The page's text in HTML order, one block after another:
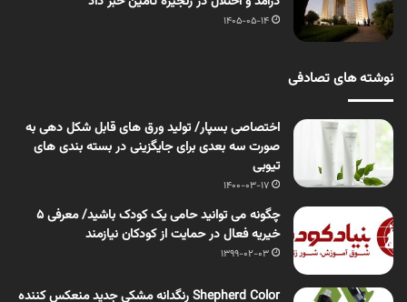
1405-05-14
نوشته های تصادفی
اختصاصی بسپار/ تولید ورق های قابل شکل دهی به
صورت سه بعدی برای جایگزینی در بسته بندی های
تیوبی
1400-03-17
چگونه می توانید حامی یک کودک باشید/ معرفی 5
خیریه فعال در حمایت از کودکان نیازمند
1399-02-03
Shepherd Color رنگدانه مشکی جدید منعکس کننده